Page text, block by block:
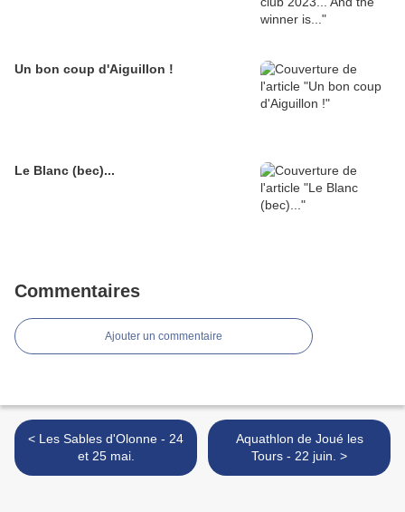
Un bon coup d'Aiguillon !
Le Blanc (bec)...
Commentaires
Ajouter un commentaire
< Les Sables d'Olonne - 24
et 25 mai.
Aquathlon de Joué les
Tours - 22 juin. >